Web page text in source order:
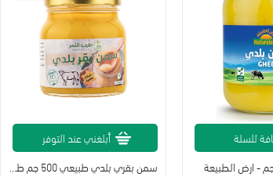
للسلة
أبلغني عند التوفر